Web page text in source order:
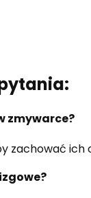
zmywarce?
zachować ich